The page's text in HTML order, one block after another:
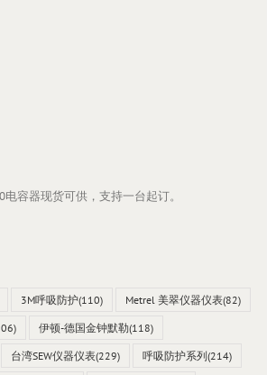
电容器现货可供，支持一台起订。
3M呼吸防护(110) Metrel 美翠仪器仪表(82)
伊顿-德国金钟默勒(118)
台湾SEW仪器仪表(229) 呼吸防护系列(214)